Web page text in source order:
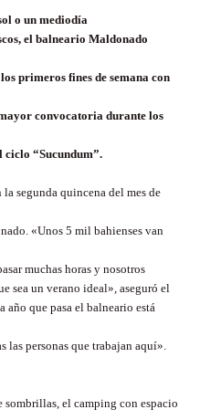
o un mediodía
el balneario Maldonado
primeros fines de semana con
convocatoria durante los
“Sucundum”.
segunda quincena del mes de
«Unos 5 mil bahienses van
muchas horas y nosotros
sea un verano ideal», aseguró el
que pasa el balneario está
las personas que trabajan aquí».
sombrillas, el camping con espacio